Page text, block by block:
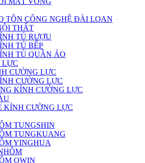
TÔN CÔNG NGHỆ ĐÀI LOAN
THẤT
TỦ RƯỢU
TỦ BẾP
TỦ QUẦN ÁO
LỰC
CƯỜNG LỰC
CƯỜNG LỰC
KÍNH CƯỜNG LỰC
KÍNH CƯỜNG LỰC
TUNGSHIN
TUNGKUANG
YINGHUA
OWIN